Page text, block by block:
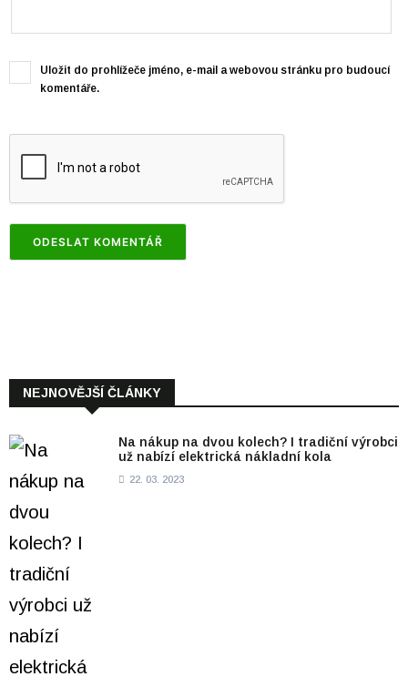
Uložit do prohlížeče jméno, e-mail a webovou stránku pro budoucí
komentáře.
NEJNOVĚJŠÍ ČLÁNKY
Na nákup na dvou kolech? I tradiční výrobci
už nabízí elektrická nákladní kola
22. 03. 2023